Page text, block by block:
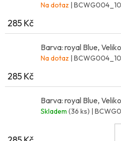
Na dotaz |
285 Kč
Barva: royal Blue,
Na dotaz |
285 Kč
Barva: royal Blue,
Skladem (36 ks) |